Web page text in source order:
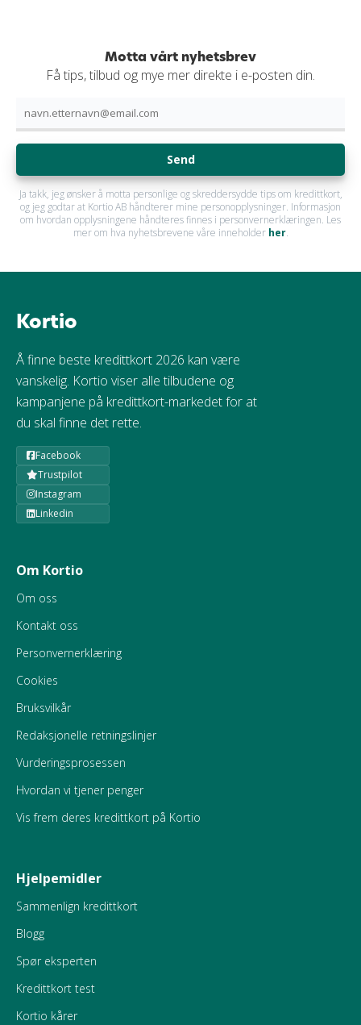
Motta vårt nyhetsbrev
Få tips, tilbud og mye mer direkte i e-posten din.
Send
Ja takk, jeg ønsker å motta personlige og skreddersydde tips om kredittkort,
og jeg godtar at Kortio AB håndterer mine personopplysninger. Informasjon
om hvordan opplysningene håndteres finnes i personvernerklæringen. Les
mer om hva nyhetsbrevene våre inneholder her.
Kortio
Å finne beste kredittkort 2026 kan være
vanskelig. Kortio viser alle tilbudene og
kampanjene på kredittkort-markedet for at
du skal finne det rette.
Facebook
Trustpilot
Instagram
Linkedin
Om Kortio
Om oss
Kontakt oss
Personvernerklæring
Cookies
Bruksvilkår
Redaksjonelle retningslinjer
Vurderingsprosessen
Hvordan vi tjener penger
Vis frem deres kredittkort på Kortio
Hjelpemidler
Sammenlign kredittkort
Blogg
Spør eksperten
Kredittkort test
Kortio kårer